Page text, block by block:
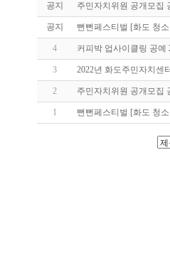
공지 주민자치위원 공개모집
공지 뻔뻔페스티벌 [화도 청
4 커피박 업사이클링 공
3 2022년 화도주민자치센
2 주민자치위원 공개모집
1 뻔뻔페스티벌 [화도 청